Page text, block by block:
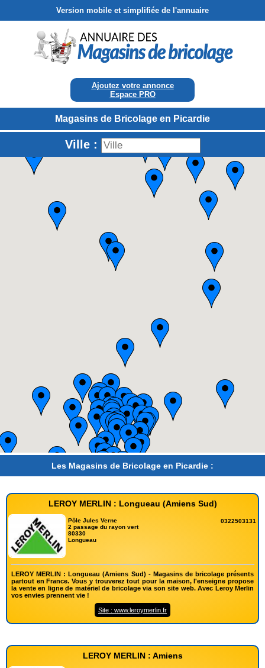
Version mobile et simplifiée de l'annuaire
Ajoutez votre annonce
Espace PRO
Magasins de Bricolage en Picardie
Ville :
Les Magasins de Bricolage en Picardie :
LEROY MERLIN : Longueau (Amiens Sud)
Pôle Jules Verne
2 passage du rayon vert
80330
Longueau
0322503131
LEROY MERLIN : Longueau (Amiens Sud) - Magasins de bricolage présents
partout en France. Vous y trouverez tout pour la maison, l'enseigne propose
la vente en ligne de matériel de bricolage via son site web. Avec Leroy Merlin
vos envies prennent vie !
Site : www.leroymerlin.fr
LEROY MERLIN : Amiens